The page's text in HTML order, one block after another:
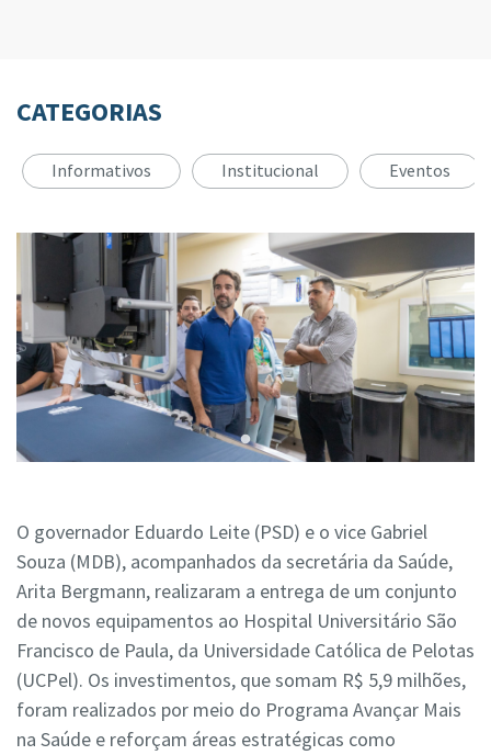
O governador Eduardo Leite (PSD) e o vice Gabriel
Souza (MDB), acompanhados da secretária da Saúde,
Arita Bergmann, realizaram a entrega de um conjunto
de novos equipamentos ao Hospital Universitário São
Francisco de Paula, da Universidade Católica de Pelotas
(UCPel). Os investimentos, que somam R$ 5,9 milhões,
foram realizados por meio do Programa Avançar Mais
na Saúde e reforçam áreas estratégicas como
CATEGORIAS
Informativos Institucional Eventos